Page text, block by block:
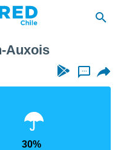
Auxois
...
30%